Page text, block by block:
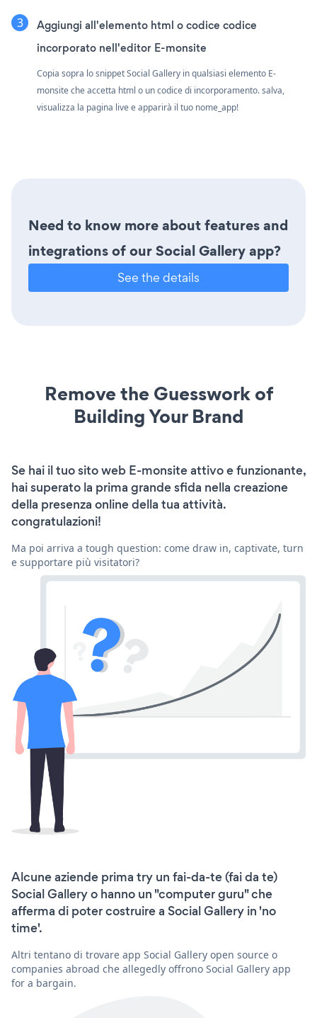
Aggiungi all'elemento html o codice codice
incorporato nell'editor E-monsite
Copia sopra lo snippet Social Gallery in qualsiasi elemento E-
monsite che accetta html o un codice di incorporamento. salva,
visualizza la pagina live e apparirà il tuo nome_app!
Need to know more about features and
integrations of our Social Gallery app?
See the details
Remove the Guesswork of
Building Your Brand
Se hai il tuo sito web E-monsite attivo e funzionante,
hai superato la prima grande sfida nella creazione
della presenza online della tua attività.
congratulazioni!
Ma poi arriva a tough question: come draw in, captivate, turn
e supportare più visitatori?
Alcune aziende prima try un fai-da-te (fai da te)
Social Gallery o hanno un "computer guru" che
afferma di poter costruire a Social Gallery in 'no
time'.
Altri tentano di trovare app Social Gallery open source o
companies abroad che allegedly offrono Social Gallery app
for a bargain.